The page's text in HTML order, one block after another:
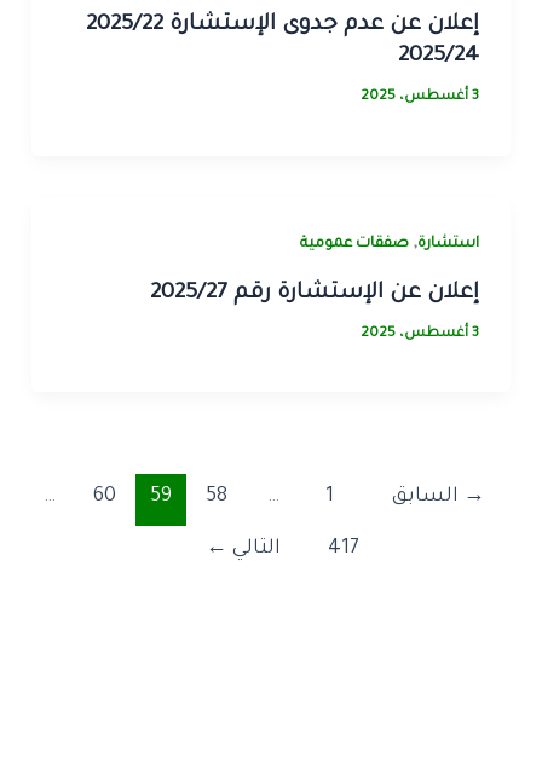
إعلان عن عدم جدوى الإستشارة 2025/22
2025/24
3 أغسطس، 2025
استشارة, صفقات عمومية
إعلان عن الإستشارة رقم 2025/27
3 أغسطس، 2025
→ السابق 1
…
58
59
60
…
417 التالي ←